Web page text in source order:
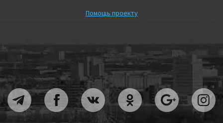
Помощь проекту